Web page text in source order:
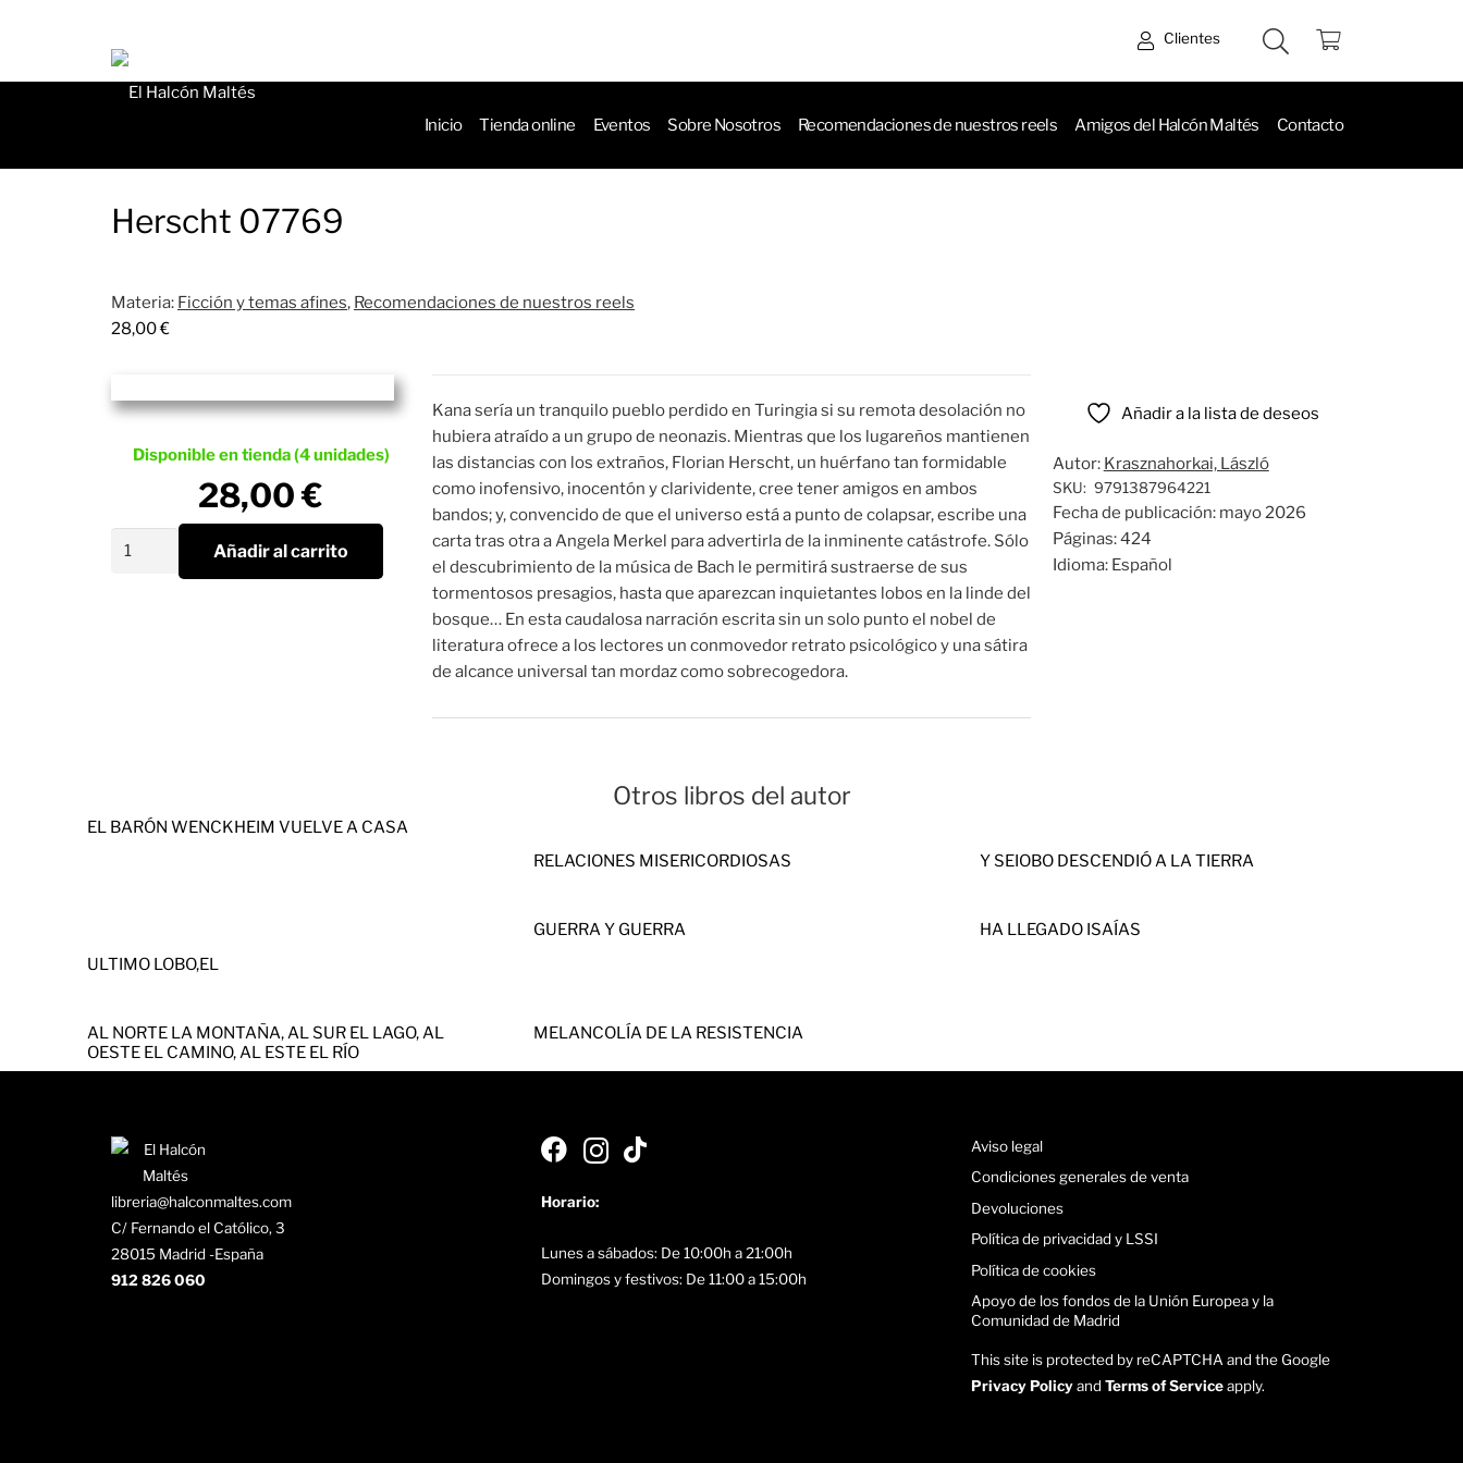
Clientes
Inicio Tienda online Eventos Sobre Nosotros Recomendaciones de nuestros reels Amigos del Halcón Maltés Contacto
Herscht 07769
Materia: Ficción y temas afines, Recomendaciones de nuestros reels
28,00€
Disponible en tienda (4 unidades)
28,00€
Herscht
Añadir al carrito
Kana sería un tranquilo pueblo perdido en Turingia si su remota desolación no
hubiera atraído a un grupo de neonazis. Mientras que los lugareños mantienen
las distancias con los extraños, Florian Herscht, un huérfano tan formidable
como inofensivo, inocentón y clarividente, cree tener amigos en ambos
bandos; y, convencido de que el universo está a punto de colapsar, escribe una
carta tras otra a Angela Merkel para advertirla de la inminente catástrofe. Sólo
el descubrimiento de la música de Bach le permitirá sustraerse de sus
tormentosos presagios, hasta que aparezcan inquietantes lobos en la linde del
bosque… En esta caudalosa narración escrita sin un solo punto el nobel de
literatura ofrece a los lectores un conmovedor retrato psicológico y una sátira
de alcance universal tan mordaz como sobrecogedora.
Añadir a la lista de deseos
Autor: Krasznahorkai, László
SKU: 9791387964221
Fecha de publicación: mayo 2026
Páginas:424
Idioma: Español
Otros libros del autor
EL BARÓN WENCKHEIM VUELVE A CASA
RELACIONES MISERICORDIOSAS
Y SEIOBO DESCENDIÓ A LA TIERRA
ULTIMO LOBO,EL
GUERRA Y GUERRA HA LLEGADO ISAÍAS
AL NORTE LA MONTAÑA, AL SUR EL LAGO, AL
OESTE EL CAMINO, AL ESTE EL RÍO
MELANCOLÍA DE LA RESISTENCIA
libreria@halconmaltes.com
C/ Fernando el Católico, 3
28015 Madrid -España
912 826 060
Horario:
Lunes a sábados: De 10:00h a 21:00h
Domingos y festivos: De 11:00 a 15:00h
Aviso legal
Condiciones generales de venta
Devoluciones
Política de privacidad y LSSI
Política de cookies
Apoyo de los fondos de la Unión Europea y la
Comunidad de Madrid
This site is protected by reCAPTCHA and the Google
Privacy Policyand Terms of Serviceapply.